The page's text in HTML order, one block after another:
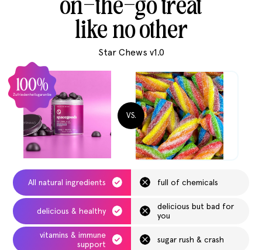
like no other
Star Chews v1.0
VS.
All natural ingredients full of chemicals
delicious & healthy
delicious but bad for
you
vitamins & immune
support
sugar rush & crash